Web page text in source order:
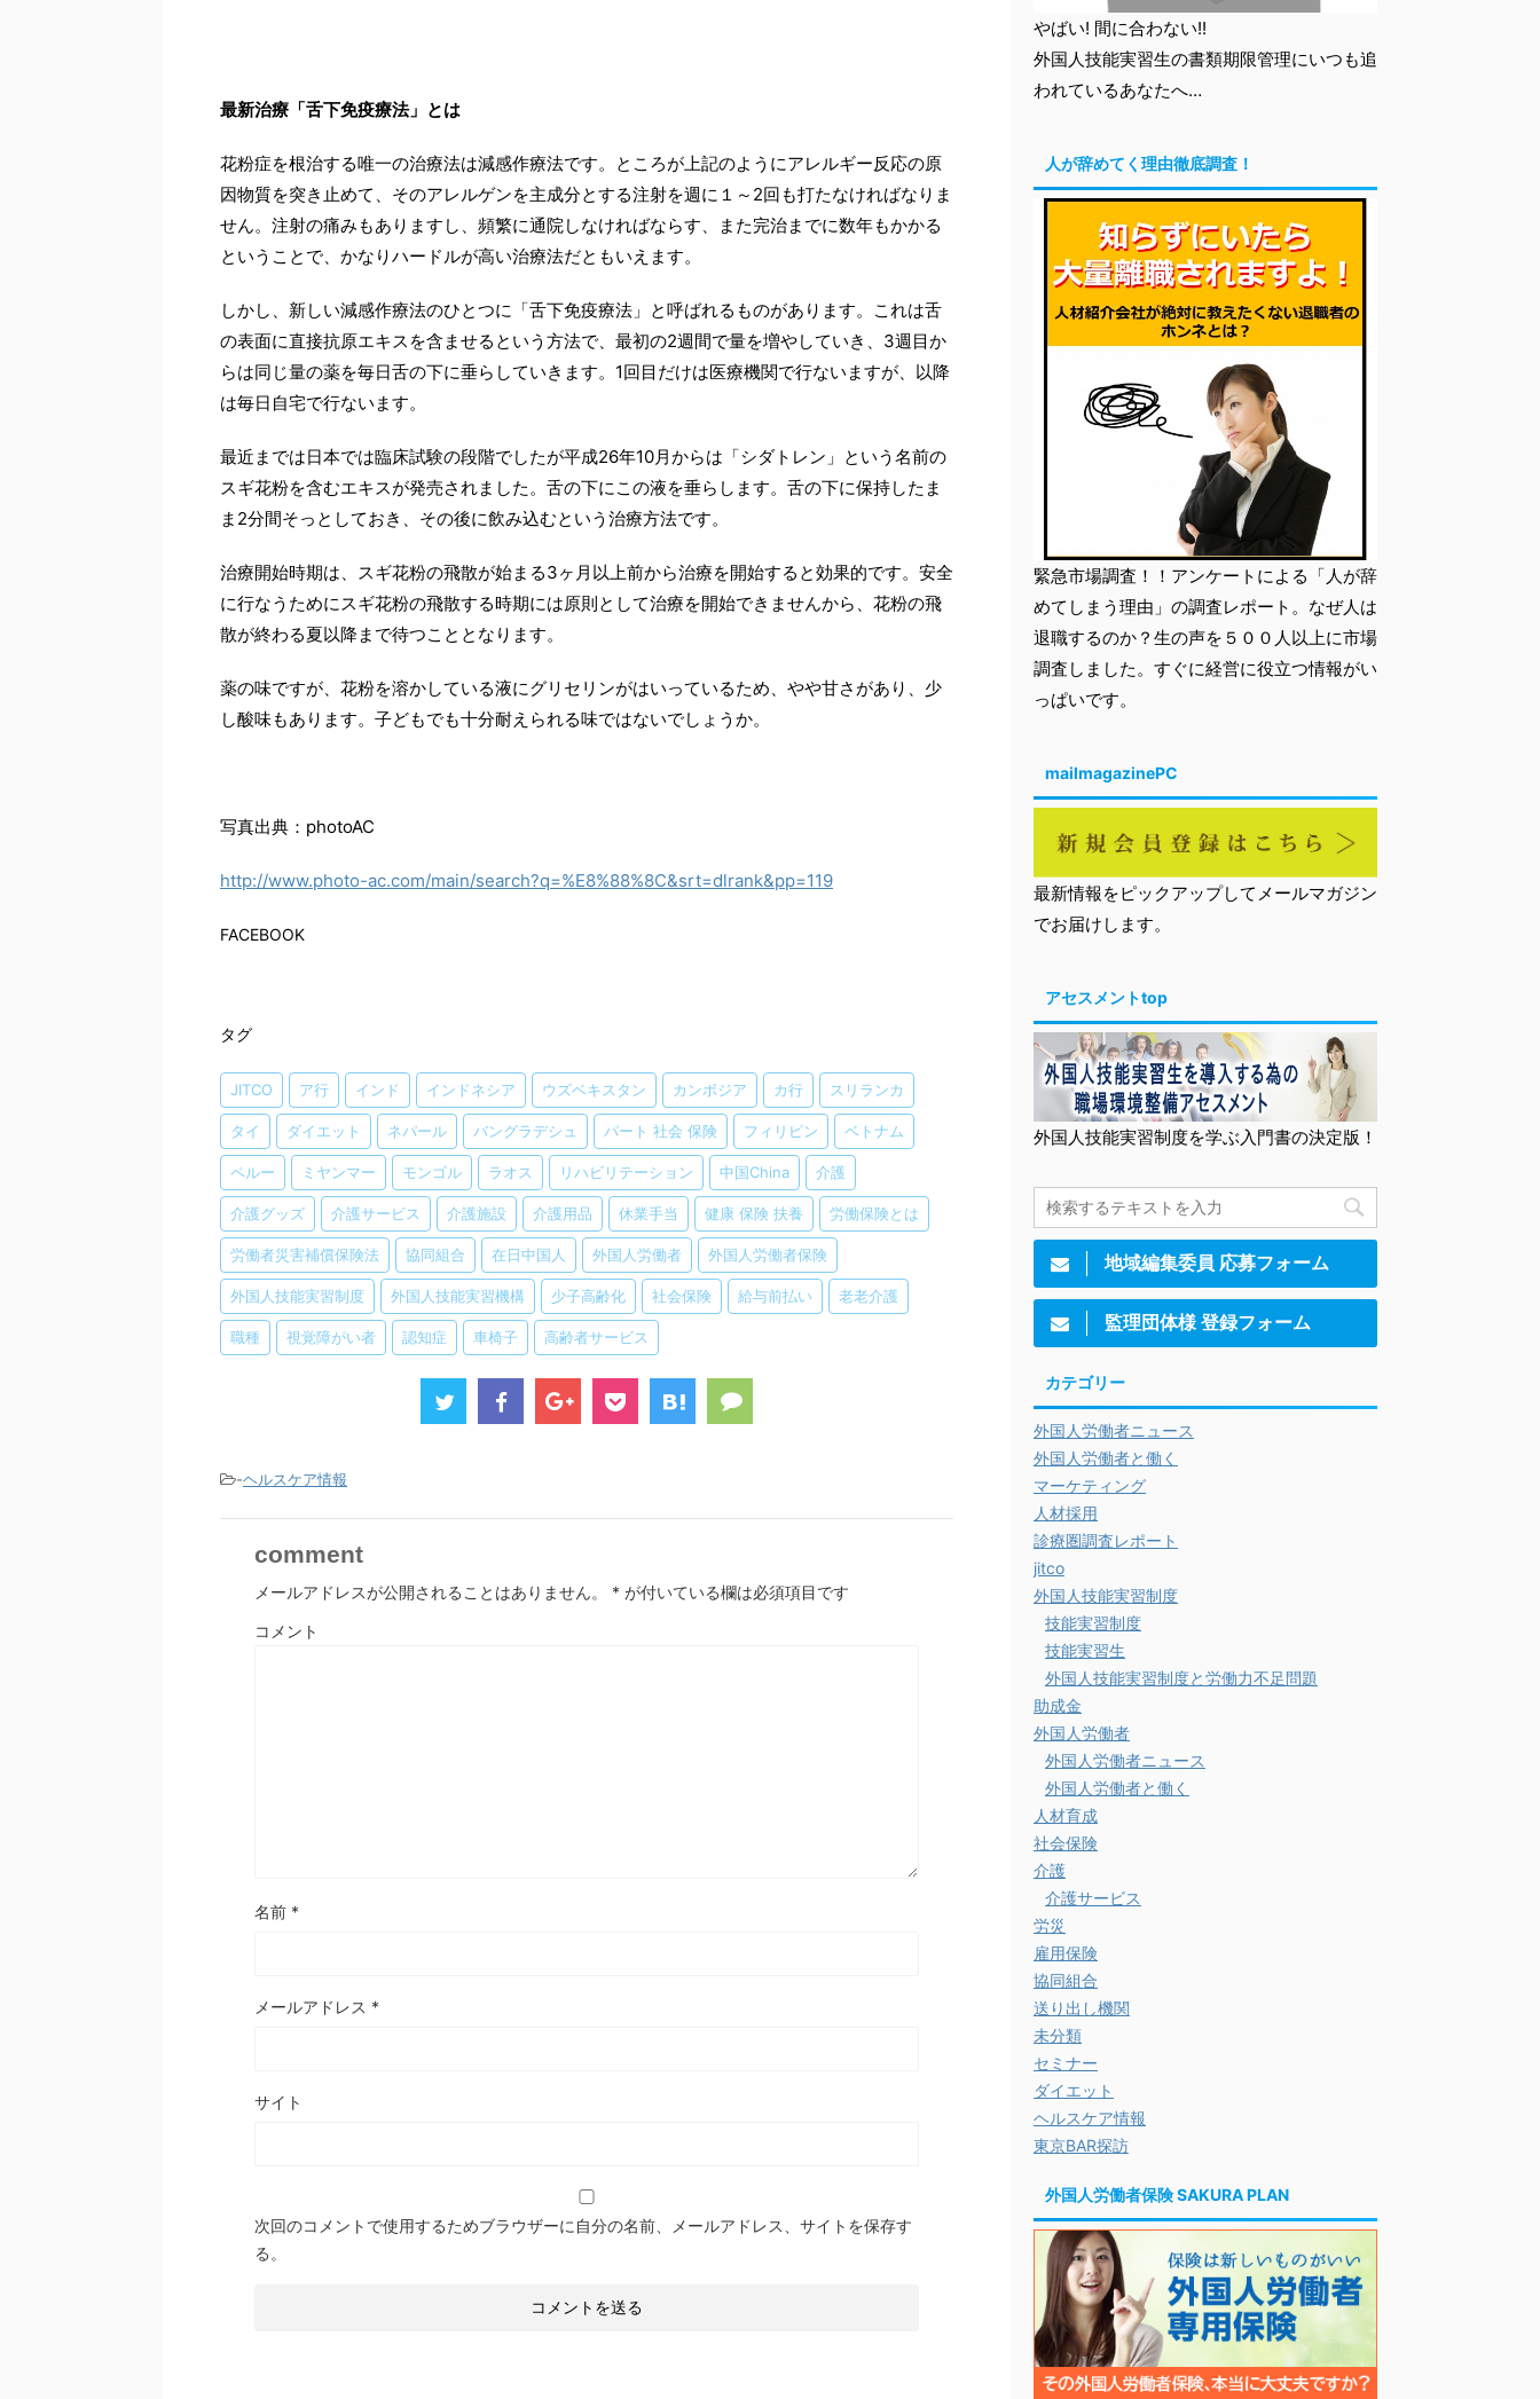
最新治療「舌下免疫療法」とは
花粉症を根治する唯一の治療法は減感作療法です。ところが上記のようにアレルギー反応の原
因物質を突き止めて、そのアレルゲンを主成分とする注射を週に１～2回も打たなければなりま
せん。注射の痛みもありますし、頻繁に通院しなければならす、また完治までに数年もかかる
ということで、かなりハードルが高い治療法だともいえます。
しかし、新しい減感作療法のひとつに「舌下免疫療法」と呼ばれるものがあります。これは舌
の表面に直接抗原エキスを含ませるという方法で、最初の2週間で量を増やしていき、3週目か
らは同じ量の薬を毎日舌の下に垂らしていきます。1回目だけは医療機関で行ないますが、以降
は毎日自宅で行ないます。
最近までは日本では臨床試験の段階でしたが平成26年10月からは「シダトレン」という名前の
スギ花粉を含むエキスが発売されました。舌の下にこの液を垂らします。舌の下に保持したま
ま2分間そっとしておき、その後に飲み込むという治療方法です。
治療開始時期は、スギ花粉の飛散が始まる3ヶ月以上前から治療を開始すると効果的です。安全
に行なうためにスギ花粉の飛散する時期には原則として治療を開始できませんから、花粉の飛
散が終わる夏以降まで待つこととなります。
薬の味ですが、花粉を溶かしている液にグリセリンがはいっているため、やや甘さがあり、少
し酸味もあります。子どもでも十分耐えられる味ではないでしょうか。
写真出典：photoAC
http://www.photo-ac.com/main/search?q=%E8%88%8C&srt=dlrank&pp=119
FACEBOOK
タグ
JITCO ア行 インド インドネシア ウズベキスタン カンボジア カ行 スリランカ
タイ ダイエット ネパール バングラデシュ パート 社会 保険 フィリピン ベトナム
ペルー ミヤンマー モンゴル ラオス リハビリテーション 中国China 介護
介護グッズ 介護サービス 介護施設 介護用品 休業手当 健康 保険 扶養 労働保険とは
労働者災害補償保険法 協同組合 在日中国人 外国人労働者 外国人労働者保険
外国人技能実習制度 外国人技能実習機構 少子高齢化 社会保険 給与前払い 老老介護
職種 視覚障がい者 認知症 車椅子 高齢者サービス
-ヘルスケア情報
comment
メールアドレスが公開されることはありません。 * が付いている欄は必須項目です
コメント
名前 *
メールアドレス *
サイト
次回のコメントで使用するためブラウザーに自分の名前、メールアドレス、サイトを保存す
る。
やばい! 間に合わない!!
外国人技能実習生の書類期限管理にいつも追
われているあなたへ…
人が辞めてく理由徹底調査！
緊急市場調査！！アンケートによる「人が辞
めてしまう理由」の調査レポート。なぜ人は
退職するのか？生の声を５００人以上に市場
調査しました。すぐに経営に役立つ情報がい
っぱいです。
mailmagazinePC
最新情報をピックアップしてメールマガジン
でお届けします。
アセスメントtop
外国人技能実習制度を学ぶ入門書の決定版！
地域編集委員 応募フォーム
監理団体様 登録フォーム
カテゴリー
外国人労働者ニュース
外国人労働者と働く
マーケティング
人材採用
診療圏調査レポート
jitco
外国人技能実習制度
技能実習制度
技能実習生
外国人技能実習制度と労働力不足問題
助成金
外国人労働者
外国人労働者ニュース
外国人労働者と働く
人材育成
社会保険
介護
介護サービス
労災
雇用保険
協同組合
送り出し機関
未分類
セミナー
ダイエット
ヘルスケア情報
東京BAR探訪
外国人労働者保険 SAKURA PLAN